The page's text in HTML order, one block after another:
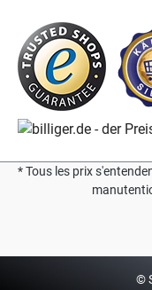
* Tous les prix
©